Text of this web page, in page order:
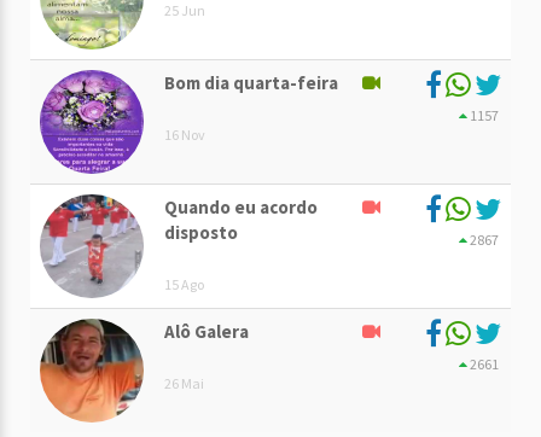
25 Jun
Bom dia quarta-feira
16 Nov
1157
Quando eu acordo
disposto
15 Ago
2867
Alô Galera
26 Mai
2661